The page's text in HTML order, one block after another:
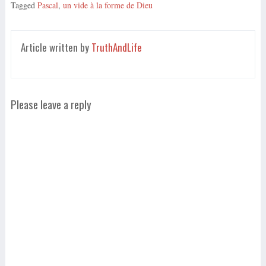
Tagged Pascal, un vide à la forme de Dieu
Article written by TruthAndLife
Please leave a reply